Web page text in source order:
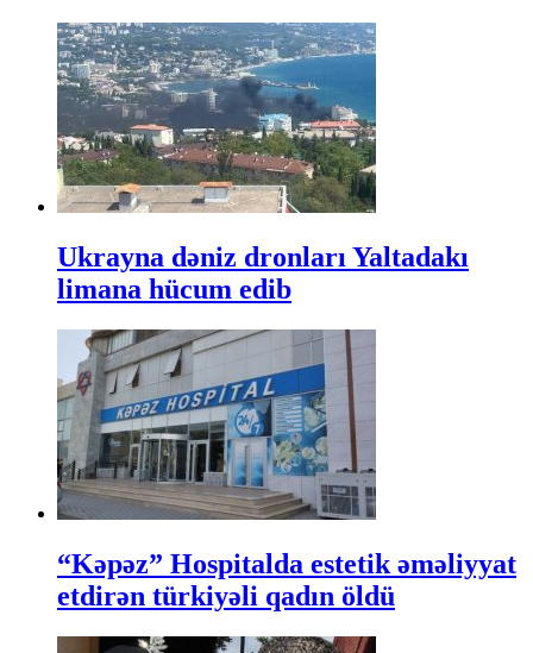
Ukrayna dəniz dronları Yaltadakı
limana hücum edib
“Kəpəz” Hospitalda estetik əməliyyat
etdirən türkiyəli qadın öldü